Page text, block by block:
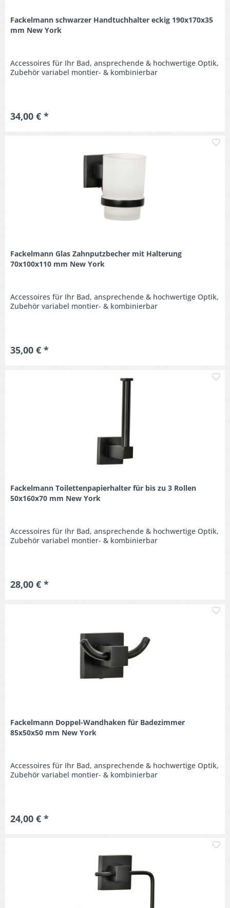
Fackelmann schwarzer Handtuchhalter eckig 190x170x35
mm New York
Accessoires für Ihr Bad, ansprechende & hochwertige Optik,
Zubehör variabel montier- & kombinierbar
34,00 € *
Fackelmann Glas Zahnputzbecher mit Halterung
70x100x110 mm New York
Accessoires für Ihr Bad, ansprechende & hochwertige Optik,
Zubehör variabel montier- & kombinierbar
35,00 € *
Fackelmann Toilettenpapierhalter für bis zu 3 Rollen
50x160x70 mm New York
Accessoires für Ihr Bad, ansprechende & hochwertige Optik,
Zubehör variabel montier- & kombinierbar
28,00 € *
Fackelmann Doppel-Wandhaken für Badezimmer
85x50x50 mm New York
Accessoires für Ihr Bad, ansprechende & hochwertige Optik,
Zubehör variabel montier- & kombinierbar
24,00 € *